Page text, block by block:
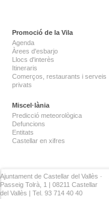
Promoció de la Vila
Agenda
Àrees d'esbarjo
Llocs d'interès
Itineraris
Comerços, restaurants i serveis
privats
Miscel·lània
Predicció meteorològica
Defuncions
Entitats
Castellar en xifres
Ajuntament de Castellar del Vallès ·
Passeig Tolrà, 1 | 08211 Castellar
del Vallès | Tel. 93 714 40 40